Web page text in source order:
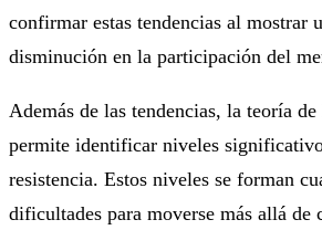
confirmar estas tendencias al mostrar
disminución en la participación del
Además de las tendencias, la teoría
permite identificar niveles
resistencia. Estos niveles se forman
dificultades para moverse más allá de